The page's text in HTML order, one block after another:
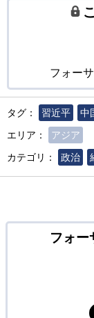
フォー
タグ： 習近平 中
エリア：
アジア
カテゴリ：
政治
フォー